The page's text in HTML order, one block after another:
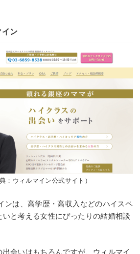
イン
：ウィルマイン公式サイト）
ンは、高学歴・高収入などのハイスペ
いと考える女性にぴったりの結婚相談
会いはもちろんですが、ウィルマイ